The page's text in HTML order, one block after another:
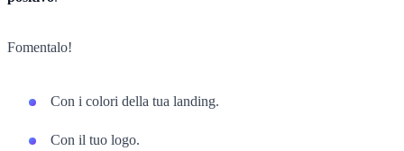
Fomentalo!
Con i colori della tua landing.
Con il tuo logo.